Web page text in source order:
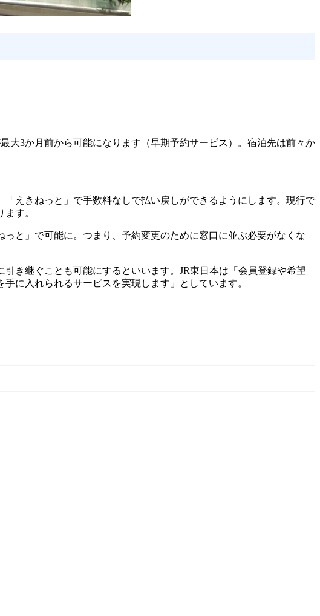
3か月前から可能になります（早期予約サービス）。宿泊先は前々か
えきねっと」で手数料なしで払い戻しができるようにします。現行で
す。
と」で可能に。つまり、予約変更のために窓口に並ぶ必要がなくな
き継ぐことも可能にするといいます。JR東日本は「会員登録や希望
に入れられるサービスを実現します」としています。